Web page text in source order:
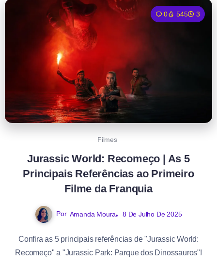
0 545 3
Filmes
Jurassic World: Recomeço | As 5
Principais Referências ao Primeiro
Filme da Franquia
Por Amanda Moura 8 De Julho De 2025
Confira as 5 principais referências de "Jurassic World:
Recomeço" a "Jurassic Park: Parque dos Dinossauros"!